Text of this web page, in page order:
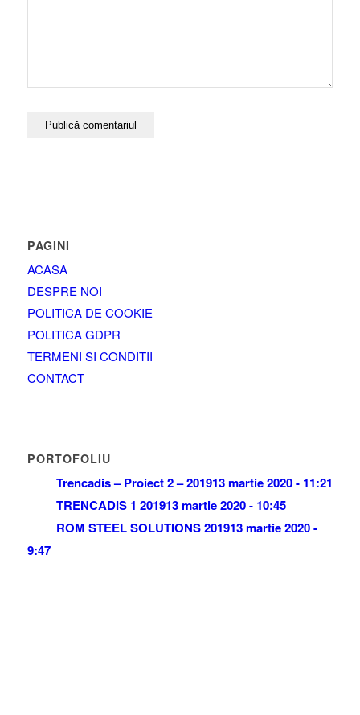
PAGINI
ACASA
DESPRE NOI
POLITICA DE COOKIE
POLITICA GDPR
TERMENI SI CONDITII
CONTACT
PORTOFOLIU
Trencadis – Proiect 2 – 201913 martie 2020 - 11:21
TRENCADIS 1 201913 martie 2020 - 10:45
ROM STEEL SOLUTIONS 201913 martie 2020 -
9:47